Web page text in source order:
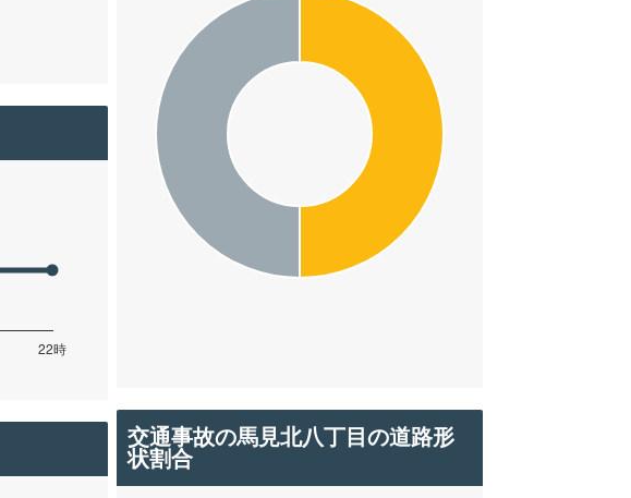
交通事故の馬見北八丁目の道路形
状割合